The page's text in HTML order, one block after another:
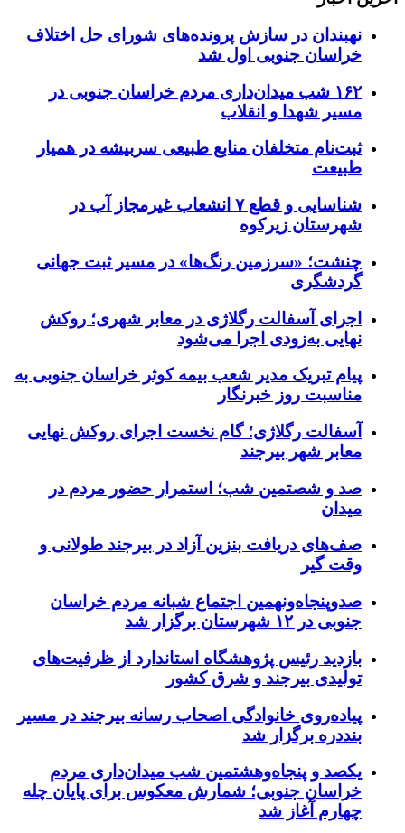
نهبندان در سازش پرونده‌های شورای حل اختلاف
خراسان جنوبی اول شد
۱۶۲ شب میدان‌داری مردم خراسان جنوبی در
مسیر شهدا و انقلاب
ثبت‌نام متخلفان منابع طبیعی سربیشه در همیار
طبیعت
شناسایی و قطع ۷ انشعاب غیرمجاز آب در
شهرستان زیرکوه
چنشت؛ «سرزمین رنگ‌ها» در مسیر ثبت جهانی
گردشگری
اجرای آسفالت رگلاژی در معابر شهری؛ روکش
نهایی به‌زودی اجرا می‌شود
پیام تبریک مدیر شعب بیمه کوثر خراسان جنوبی به
مناسبت روز خبرنگار
آسفالت رگلاژی؛ گام نخست اجرای روکش نهایی
معابر شهر بیرجند
صد و شصتمین شب؛ استمرار حضور مردم در
میدان
صف‌های دریافت بنزین آزاد در بیرجند طولانی و
وقت گیر
صدوپنجاه‌ونهمین اجتماع شبانه مردم خراسان
جنوبی در ۱۲ شهرستان برگزار شد
بازدید رئیس پژوهشگاه استاندارد از ظرفیت‌های
تولیدی بیرجند و شرق کشور
پیاده‌روی خانوادگی اصحاب رسانه بیرجند در مسیر
بنددره برگزار شد
یکصد و پنجاه‌وهشتمین شب میدان‌داری مردم
خراسان جنوبی؛ شمارش معکوس برای پایان چله
چهارم آغاز شد